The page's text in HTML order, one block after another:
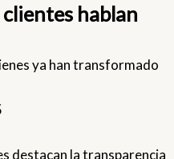
hablan
ya han transformado
destacan la transparencia